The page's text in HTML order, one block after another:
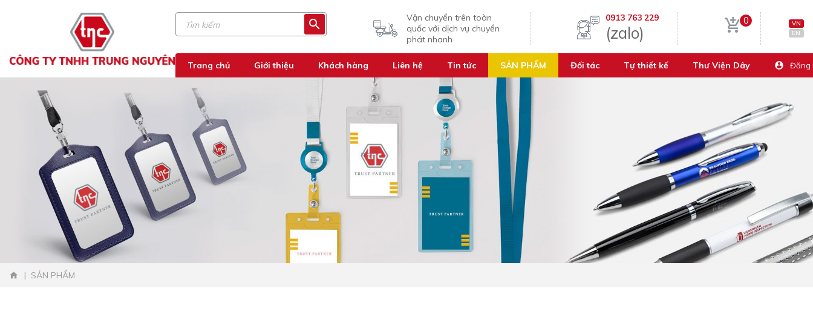
Vận chuyển trên toàn
quốc với dịch vụ chuyển
phát nhanh
0913 763 229
(zalo)
0
VN
EN
Trang chủ Giới thiệu Khách hàng Liên hệ Tin tức SẢN PHẨM Đối tác Tự thiết kế Thư Viện Dây Đăng
SẢN PHẨM